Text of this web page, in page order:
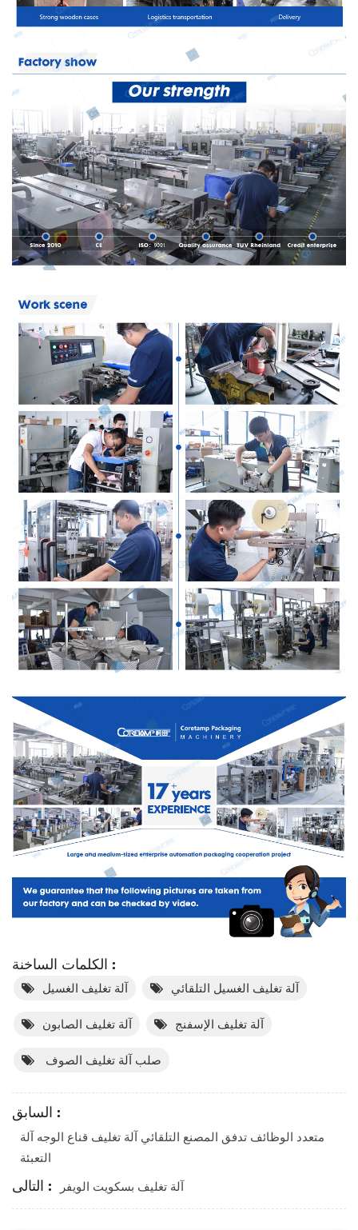
الكلمات الساخنة :
آلة تغليف الغسيل آلة تغليف الغسيل التلقائي
آلة تغليف الصابون آلة تغليف الإسفنج
صلب آلة تغليف الصوف
السابق :
متعدد الوظائف تدفق المصنع التلقائي آلة تغليف قناع الوجه آلة
التعبئة
التالى : آلة تغليف بسكويت الويفر